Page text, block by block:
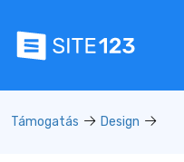
Támogatás Design